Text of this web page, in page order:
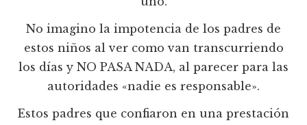
No imagino la impotencia de los padres de
estos niños al ver como van transcurriendo
los días y NO PASA NADA, al parecer para las
autoridades «nadie es responsable».
Estos padres que confiaron en una prestación